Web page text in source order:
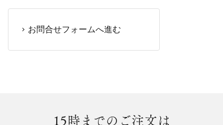
お問合せフォームへ進む
15時までのご注文は